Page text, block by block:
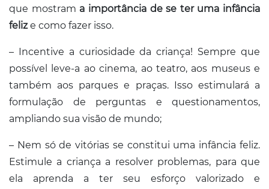
que mostram a importância de se ter uma infância
felize como fazer isso.
– Incentive a curiosidade da criança! Sempre que
possível leve-a ao cinema, ao teatro, aos museus e
também aos parques e praças. Isso estimulará a
formulação de perguntas e questionamentos,
ampliando sua visão de mundo;
– Nem só de vitórias se constitui uma infância feliz.
Estimule a criança a resolver problemas, para que
ela aprenda a ter seu esforço valorizado e